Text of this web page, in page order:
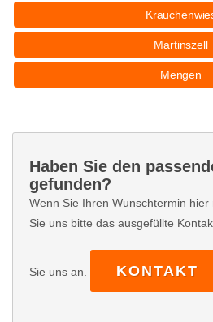
Martinszell
Mengen
Haben Sie den
gefunden?
Wenn Sie Ihren Wunschtermin
Sie uns bitte das ausgefüllte
Sie uns an. KONTAKT